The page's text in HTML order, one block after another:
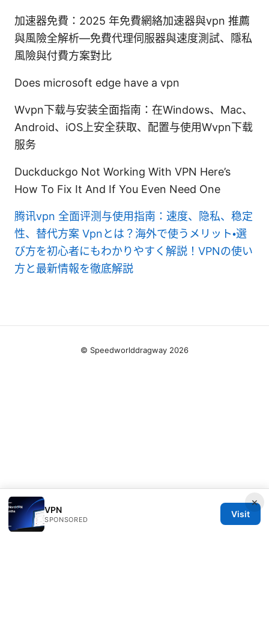
加速器免費：2025 年免費網絡加速器與vpn 推薦
與風險全解析—免費代理伺服器與速度測試、隱私
風險與付費方案對比
Does microsoft edge have a vpn
Wvpn下载与安装全面指南：在Windows、Mac、
Android、iOS上安全获取、配置与使用Wvpn下载
服务
Duckduckgo Not Working With VPN Here’s
How To Fix It And If You Even Need One
腾讯vpn 全面评测与使用指南：速度、隐私、稳定
性、替代方案 Vpnとは？海外で使うメリット・選
び方を初心者にもわかりやすく解説！VPNの使い
方と最新情報を徹底解説
×
VPN
SPONSORED
Visit
© Speedworlddragway 2026